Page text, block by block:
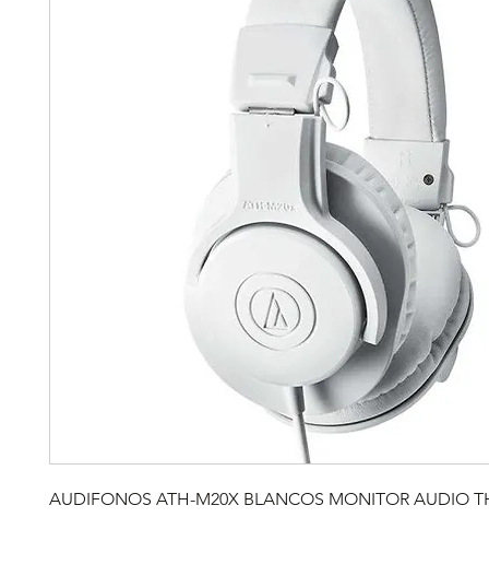
AUDIFONOS ATH-M20X BLANCOS MONITOR AUDIO